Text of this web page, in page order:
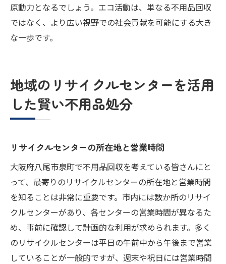
原動力となるでしょう。エコ活動は、単なる不用品回収
ではなく、より広い視野での社会貢献を可能にする大き
な一歩です。
地域のリサイクルセンターを活用
した賢い不用品処分
リサイクルセンターの所在地と営業時間
大阪府八尾市泉町で不用品回収を考えている皆さんにと
って、最寄りのリサイクルセンターの所在地と営業時間
を知ることは非常に重要です。市内には数か所のリサイ
クルセンターがあり、各センターの営業時間が異なるた
め、事前に確認して計画的な利用が求められます。多く
のリサイクルセンターは平日の午前中から午後まで営業
していることが一般的ですが、週末や祝日には営業時間